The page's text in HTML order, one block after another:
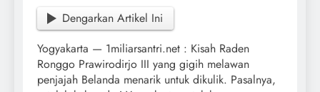
Dengarkan Artikel Ini
Yogyakarta — 1miliarsantri.net : Kisah Raden
Ronggo Prawirodirjo III yang gigih melawan
penjajah Belanda menarik untuk dikulik. Pasalnya,